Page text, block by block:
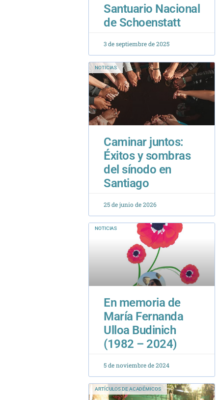
3 de septiembre de 2025
Caminar juntos:
Éxitos y sombras
del sínodo en
Santiago
25 de junio de 2026
En memoria de
María Fernanda
Ulloa Budinich
(1982 – 2024)
5 de noviembre de 2024